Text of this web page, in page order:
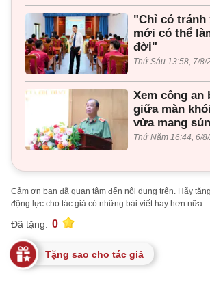
"Chỉ có tránh
mới có thể
đời"
Thứ Sáu 13:58, 7/8/
Xem công an
giữa màn
vừa mang
Thứ Năm 16:44, 6/
Cảm ơn bạn đã quan tâm đến nội dung trên. Hãy
động lực cho tác giả có những bài viết hay hơn nữa.
Đã tặng: 0
Tặng sao cho tác giả